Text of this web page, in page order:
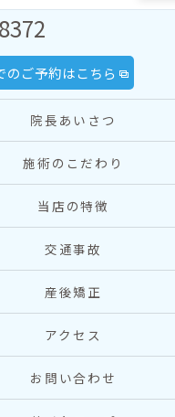
のご予約はこちら
院長あいさつ
施術のこだわり
当店の特徴
交通事故
産後矯正
アクセス
お問い合わせ